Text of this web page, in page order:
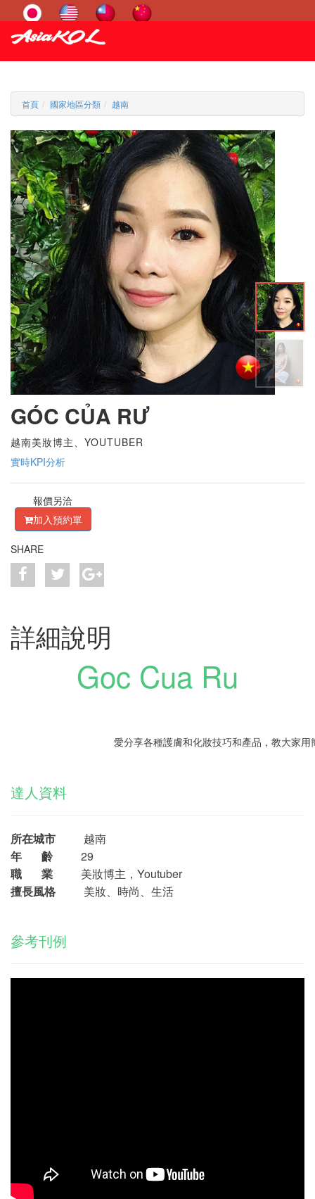
首頁 國家地區分類 越南
GÓC CỦA RƯ
越南美妝博主、YOUTUBER
實時KPI分析
報價另洽
加入預約單
SHARE
詳細說明
Goc Cua Ru
愛分享各種護膚和化妝技巧和產品，教大家用
達人資料
所在城市 越南
年 齡29
職 業 美妝博主，Youtuber
擅長風格 美妝、時尚、生活
參考刊例